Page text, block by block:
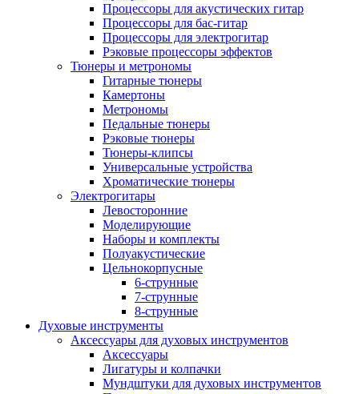
Процессоры для акустических гитар
Процессоры для бас-гитар
Процессоры для электрогитар
Рэковые процессоры эффектов
Тюнеры и метрономы
Гитарные тюнеры
Камертоны
Метрономы
Педальные тюнеры
Рэковые тюнеры
Тюнеры-клипсы
Универсальные устройства
Хроматические тюнеры
Электрогитары
Левосторонние
Моделирующие
Наборы и комплекты
Полуакустические
Цельнокорпусные
6-струнные
7-струнные
8-струнные
Духовые инструменты
Аксессуары для духовых инструментов
Аксессуары
Лигатуры и колпачки
Мундштуки для духовых инструментов